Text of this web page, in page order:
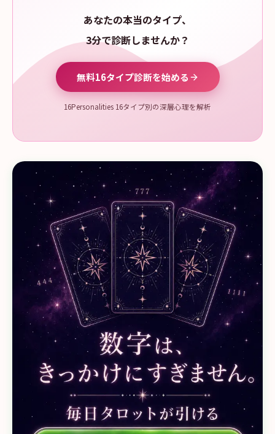
あなたの本当のタイプ、
3分で診断しませんか？
無料16タイプ診断を始める
16Personalities 16タイプ別の深層心理を解析